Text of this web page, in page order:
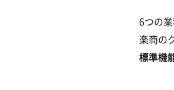
6つの
楽商の
標準機